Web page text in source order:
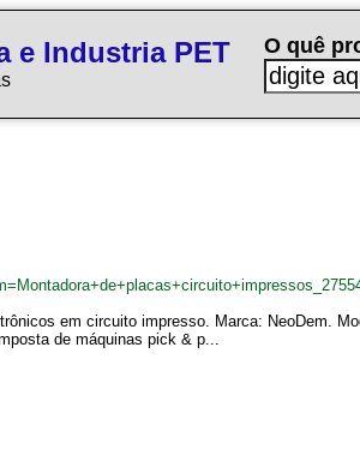
e Industria PET O quê
em circuito impresso. Marca: NeoDem.
de máquinas pick & p...